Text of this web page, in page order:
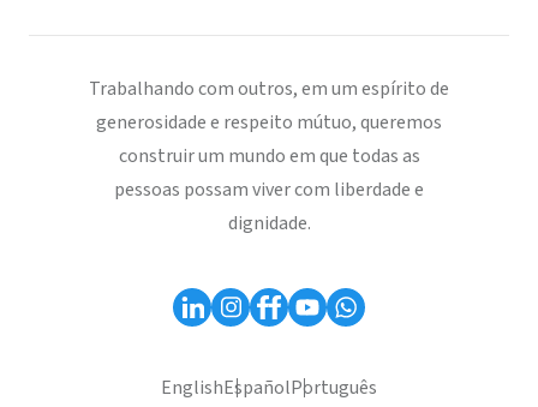
Trabalhando com outros, em um espírito de
generosidade e respeito mútuo, queremos
construir um mundo em que todas as
pessoas possam viver com liberdade e
dignidade.
EnglishEspañolPortuguês